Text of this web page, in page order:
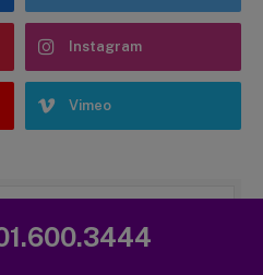
Instagram
Vimeo
στις